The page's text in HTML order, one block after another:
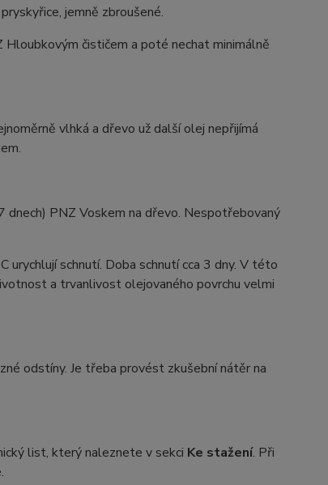
jemně zbroušené.
čističem a poté nechat minimálně
vlhká a dřevo už další olej nepřijímá
PNZ Voskem na dřevo. Nespotřebovaný
schnutí. Doba schnutí cca 3 dny. V této
a trvanlivost olejovaného povrchu velmi
odstíny. Je třeba provést zkušební nátěr na
list, který naleznete v sekci Ke stažení. Při